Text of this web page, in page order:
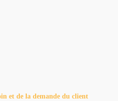
et de la demande du client